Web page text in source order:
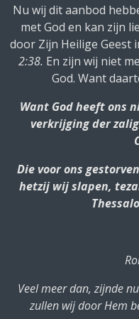
Nu wij dit aanbod
met God en kan zijn
door Zijn Heilige Geest
2:38. En zijn wij niet
God. Want
Want God heeft ons
verkrijging der
Die voor ons
hetzij wij slapen,
Veel meer dan, zijnde
zullen wij door Hem